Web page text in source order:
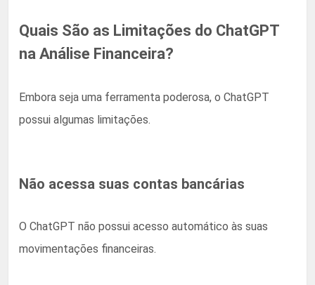
Quais São as Limitações do ChatGPT
na Análise Financeira?
Embora seja uma ferramenta poderosa, o ChatGPT
possui algumas limitações.
Não acessa suas contas bancárias
O ChatGPT não possui acesso automático às suas
movimentações financeiras.